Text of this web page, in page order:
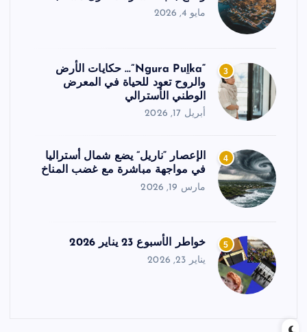
مايو 4, 2026
3
“Ngura Puḻka”… حكايات الأرض
والروح تعود للحياة في المعرض
الوطني الأسترالي
أبريل 17, 2026
4
الإعصار “ناريل” يضع شمال أستراليا
في مواجهة مباشرة مع غضب المناخ
مارس 19, 2026
5 خواطر الأسبوع 23 يناير 2026
يناير 23, 2026